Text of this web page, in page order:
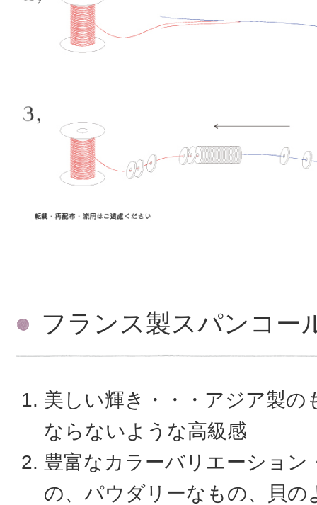
フランス製スパンコー
美しい輝き・・・アジア製の
ならないような高級感
豊富なカラーバリエーション
の、パウダリーなもの、貝の